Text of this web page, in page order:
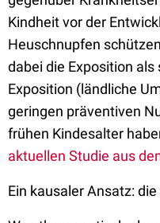
Kindheit vor der
Heuschnupfen
dabei die Exposition als
Exposition (ländliche
geringen präventiven
frühen Kindesalter
aktuellen Studie aus
Ein kausaler Ansatz: